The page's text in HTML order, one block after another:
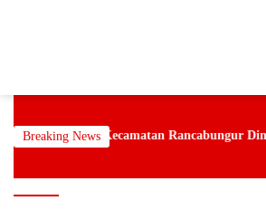
Breaking News
Kecamatan Rancabungur Dimatangkan di